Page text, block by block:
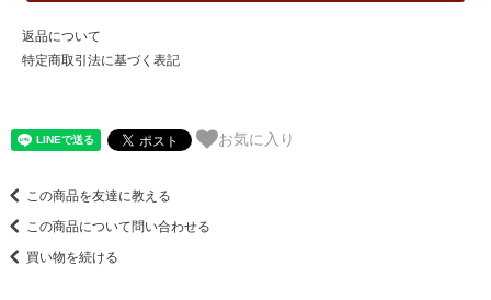
返品について
特定商取引法に基づく表記
お気に入り
この商品を友達に教える
この商品について問い合わせる
買い物を続ける